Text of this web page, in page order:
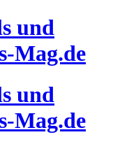
und
Mag.de
und
Mag.de